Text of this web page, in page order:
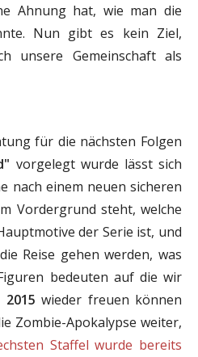
Ahnung hat, wie man die
Nun gibt es kein Ziel,
unsere Gemeinschaft als
für die nächsten Folgen
vorgelegt wurde lässt sich
nach einem neuen sicheren
Vordergrund steht, welche
der Serie ist, und
Reise gehen werden, was
bedeuten auf die wir
2015 wieder freuen können
Zombie-Apokalypse weiter,
Staffel wurde bereits